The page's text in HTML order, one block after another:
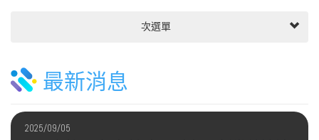
次選單
最新消息
2025/09/05